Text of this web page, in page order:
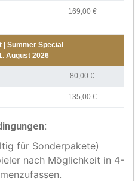
169,00 €
| Summer Special
August 2026
80,00 €
135,00 €
für Sonderpakete)
nach Möglichkeit in 4-